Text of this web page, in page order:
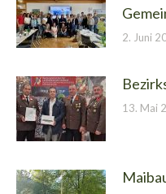
2. Juni
13. Mai